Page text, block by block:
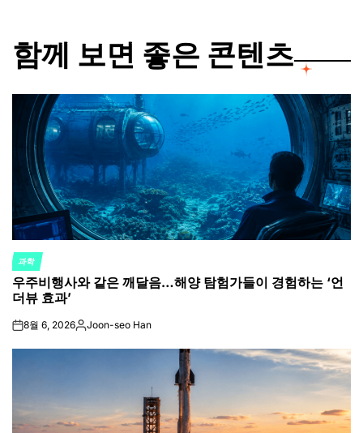
함께 보면 좋은 콘텐츠
POSTED
IN
과학
우주비행사와 같은 깨달음…해양 탐험가들이 경험하는 ‘언
더뷰 효과’
on8월 6, 2026Posted
Joon-seo Han